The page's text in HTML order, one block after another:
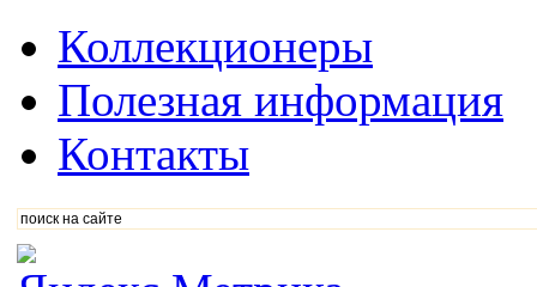
Коллекционеры
Полезная информация
Контакты